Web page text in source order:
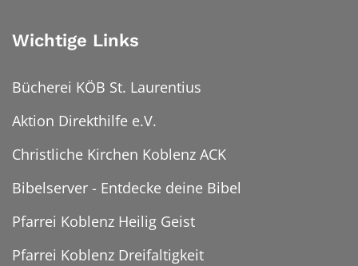
Wichtige Links
Bücherei KÖB St. Laurentius
Aktion Direkthilfe e.V.
Christliche Kirchen Koblenz ACK
Bibelserver - Entdecke deine Bibel
Pfarrei Koblenz Heilig Geist
Pfarrei Koblenz Dreifaltigkeit